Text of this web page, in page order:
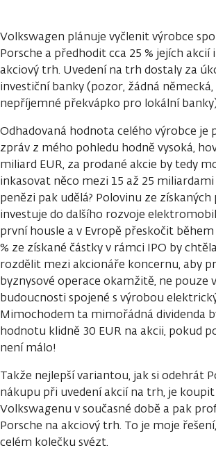
Volkswagen plánuje vyčlenit výrobce
Porsche a předhodit cca 25 % jejích
akciový trh. Uvedení na trh dostaly za
investiční banky (pozor, žádná
nepříjemné překvápko pro lokální
Odhadovaná hodnota celého výrobce je
zpráv z mého pohledu hodně vysoká,
miliard EUR, za prodané akcie by tedy
inkasovat něco mezi 15 až 25 miliardami
penězi pak udělá? Polovinu ze získaných
investuje do dalšího rozvoje
první housle a v Evropě přeskočit
% ze získané částky v rámci IPO by
rozdělit mezi akcionáře koncernu, aby
byznysové operace okamžitě, ne pouze
budoucnosti spojené s výrobou
Mimochodem ta mimořádná dividenda
hodnotu klidně 30 EUR na akcii, pokud
není málo!
Takže nejlepší variantou, jak si odehrát
nákupu při uvedení akcií na trh, je koupit
Volkswagenu v současné době a pak
Porsche na akciový trh. To je moje
celém kolečku svézt.